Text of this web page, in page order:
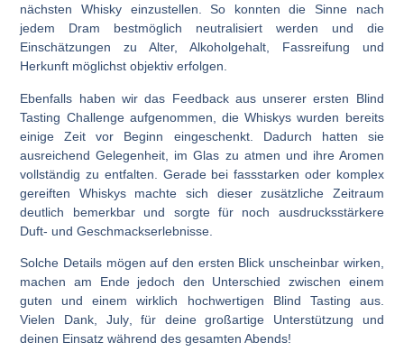
nächsten Whisky einzustellen. So konnten die Sinne nach
jedem Dram bestmöglich neutralisiert werden und die
Einschätzungen zu Alter, Alkoholgehalt, Fassreifung und
Herkunft möglichst objektiv erfolgen.
Ebenfalls haben wir das Feedback aus unsererersten Blind
Tasting Challengeaufgenommen, die Whiskys wurden bereits
einige Zeit vor Beginn eingeschenkt. Dadurch hatten sie
ausreichend Gelegenheit, im Glas zu atmen und ihre Aromen
vollständig zu entfalten. Gerade bei fassstarken oder komplex
gereiften Whiskys machte sich dieser zusätzliche Zeitraum
deutlich bemerkbar und sorgte für noch ausdrucksstärkere
Duft- und Geschmackserlebnisse.
Solche Details mögen auf den ersten Blick unscheinbar wirken,
machen am Ende jedoch den Unterschied zwischen einem
guten und einem wirklich hochwertigen Blind Tasting aus.
Vielen Dank, July, für deine großartige Unterstützung und
deinen Einsatz während des gesamten Abends!